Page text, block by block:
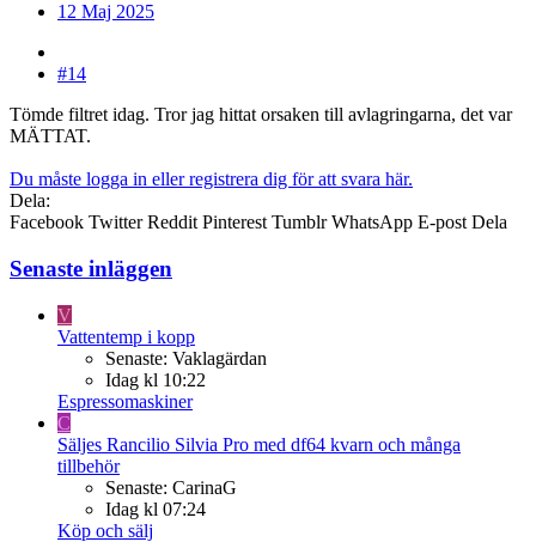
12 Maj 2025
#14
Tömde filtret idag. Tror jag hittat orsaken till avlagringarna, det var
MÄTTAT.
Du måste logga in eller registrera dig för att svara här.
Dela:
Facebook Twitter Reddit Pinterest Tumblr WhatsApp E-post Dela
Senaste inläggen
V
Vattentemp i kopp
Senaste: Vaklagärdan
Idag kl 10:22
Espressomaskiner
C
Säljes Rancilio Silvia Pro med df64 kvarn och många
tillbehör
Senaste: CarinaG
Idag kl 07:24
Köp och sälj